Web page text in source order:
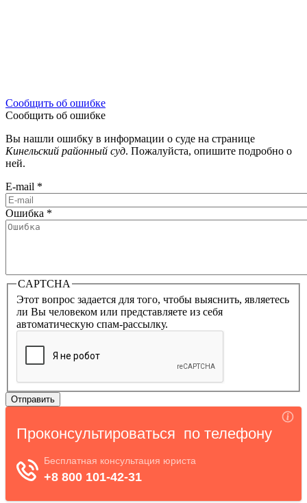
Сообщить об ошибке
Сообщить об ошибке
Вы нашли ошибку в информации о суде на странице
Кинельский районный суд. Пожалуйста, опишите подробно о
ней.
E-mail *
Ошибка *
CAPTCHA
Этот вопрос задается для того, чтобы выяснить, являетесь
ли Вы человеком или представляете из себя
автоматическую спам-рассылку.